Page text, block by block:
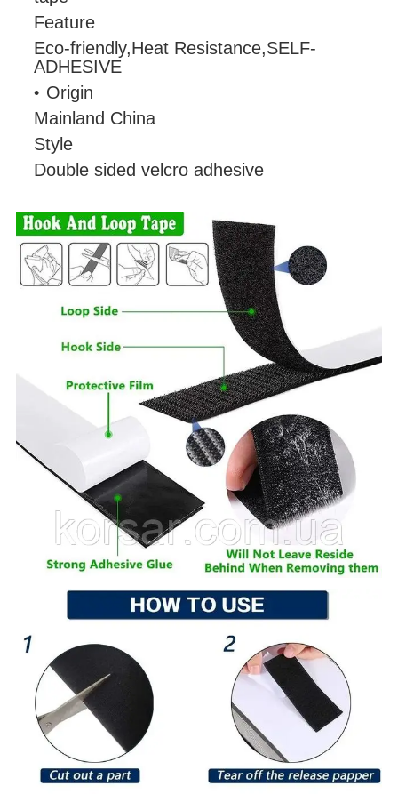
Feature
Eco-friendly,Heat Resistance,SELF-
ADHESIVE
Origin
Mainland China
Style
Double sided velcro adhesive